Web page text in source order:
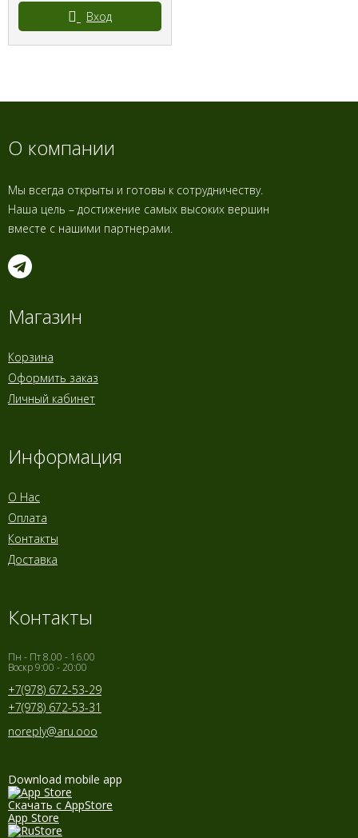
Вход
О компании
Мы всегда открыты и готовы к сотрудничеству.
Наша цель – достижение самых высоких вершин
вместе с нашими партнерами.
Магазин
Корзина
Оформить заказ
Личный кабинет
Информация
О Нас
Оплата
Контакты
Доставка
Контакты
Пн - Пт 8.00 - 16.00
Воскр 9:00 - 20:00
+7(978) 672-53-29
+7(978) 672-53-31
noreply@aru.ooo
Download mobile app
Скачать с AppStore
App Store